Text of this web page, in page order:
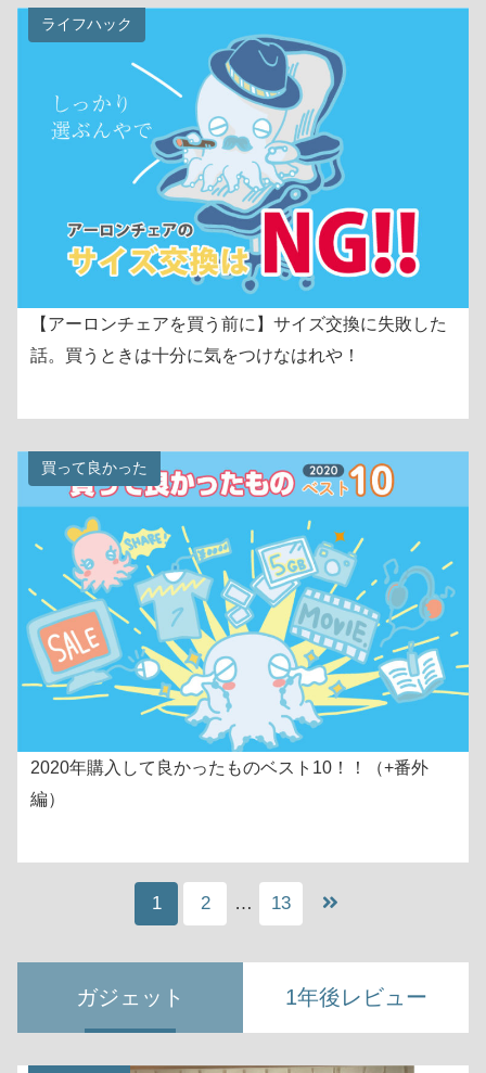
ライフハック
【アーロンチェアを買う前に】サイズ交換に失敗した
話。買うときは十分に気をつけなはれや！
買って良かった
2020年購入して良かったものベスト10！！（+番外
編）
1 2 … 13
ガジェット 1年後レビュー